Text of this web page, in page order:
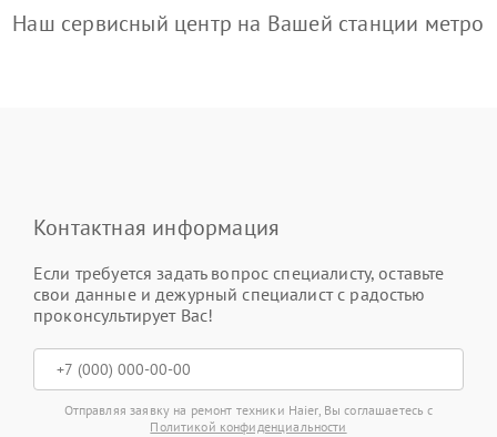
Наш сервисный центр на Вашей станции метро
Контактная информация
Если требуется задать вопрос специалисту, оставьте
свои данные и дежурный специалист с радостью
проконсультирует Вас!
Отправляя заявку на ремонт техники Haier, Вы соглашаетесь с
Политикой конфиденциальности